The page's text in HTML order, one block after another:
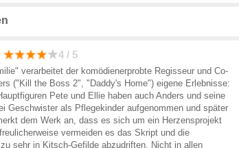
4 / 5
verarbeitet der komödienerprobte Regisseur und Co-
("Kill the Boss 2", "Daddy's Home") eigene Erlebnisse:
Pete und Ellie haben auch Anders und seine
Geschwister als Pflegekinder aufgenommen und später
dem Werk an, dass es sich um ein Herzensprojekt
vermeiden es das Skript und die
sehr in Kitsch-Gefilde abzudriften. Nicht in allen